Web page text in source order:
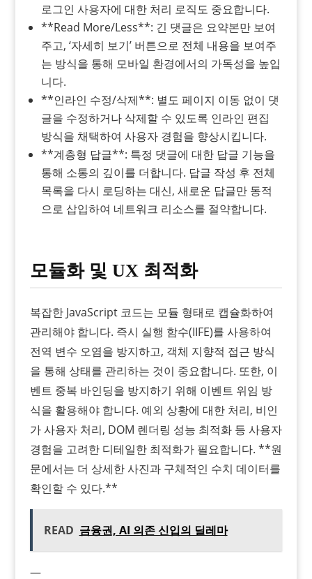
로그인 사용자에 대한 처리 로직도 중요합니다.
**Read More/Less**: 긴 댓글은 요약본만 보여
주고, ‘자세히 보기’ 버튼으로 전체 내용을 보여주
는 방식을 통해 모바일 환경에서의 가독성을 높입
니다.
**인라인 수정/삭제**: 별도 페이지 이동 없이 댓
글을 수정하거나 삭제할 수 있도록 인라인 편집
방식을 채택하여 사용자 경험을 향상시킵니다.
**계층형 답글**: 특정 댓글에 대한 답글 기능을
통해 소통의 깊이를 더합니다. 답글 작성 후 전체
목록을 다시 로딩하는 대신, 새로운 답글만 동적
으로 삽입하여 네트워크 리소스를 절약합니다.
모듈화 및 UX 최적화
복잡한 JavaScript 코드는 모듈 형태로 캡슐화하여
관리해야 합니다. 즉시 실행 함수(IIFE)를 사용하여
전역 변수 오염을 방지하고, 객체 지향적 접근 방식
을 통해 상태를 관리하는 것이 중요합니다. 또한, 이
벤트 중복 바인딩을 방지하기 위해 이벤트 위임 방
식을 활용해야 합니다. 예외 상황에 대한 처리, 비인
가 사용자 처리, DOM 렌더링 성능 최적화 등 사용자
경험을 고려한 디테일한 최적화가 필요합니다. **원
문에서는 더 상세한 사진과 구체적인 수치 데이터를
확인할 수 있다.**
READ 금융권, AI 의존 신입의 딜레마
—